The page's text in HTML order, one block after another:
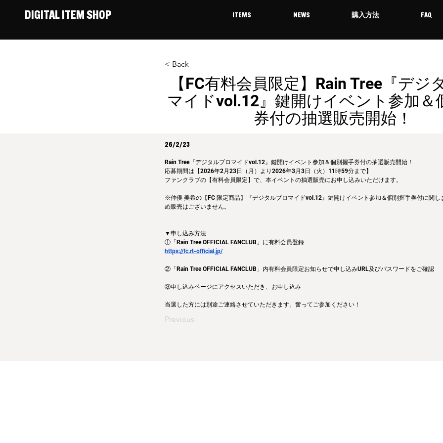
DIGITAL ITEM SHOP ITEMS NEWS 購入方法 FAQ
< Back
【FC有料会員限定】Rain Tree『デジ
マイドvol.12』鍵開けイベント参加＆
券付の抽選販売開始！
26/2/23
Rain Tree『デジタルブロマイドvol.12』鍵開けイベント参加＆個別握手券付の抽選販売開始！
応募期間は【2026年2月23日（月）より2026年3月3日（火）11時59分まで】
ファンクラブの【有料会員限定】で、本イベントの抽選販売にお申し込みいただけます。
※仲俣 美希の【FC 限定商品】『デジタルブロマイドvol.12』鍵開けイベント参加＆個別握手券付に関し
め販売はございません。
▼申し込み方法
①「Rain Tree OFFICIAL FANCLUB」に有料会員登録
https://fc.rt-official.jp/
②「Rain Tree OFFICIAL FANCLUB」内有料会員限定お知らせで申し込みURL及びパスワードをご確認
③申し込みページにアクセスいただき、お申し込み
当選した方には別途ご連絡させていただきます。奮ってご参加ください！
Previous